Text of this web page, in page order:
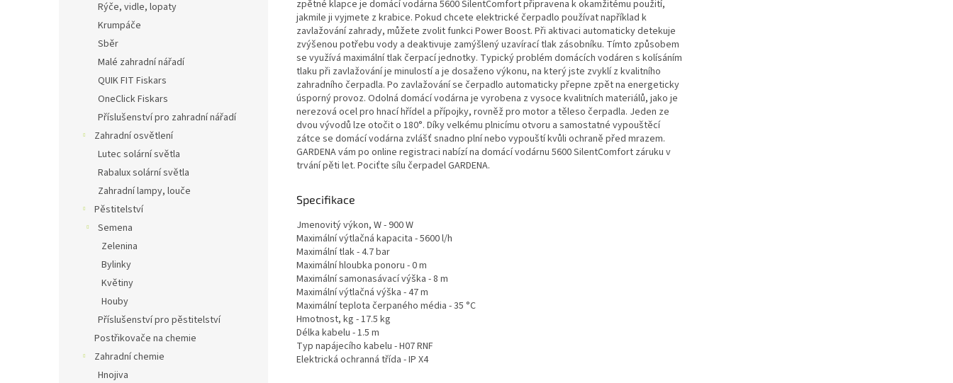
Rýče, vidle, lopaty
Krumpáče
Sběr
Malé zahradní nářadí
QUIK FIT Fiskars
OneClick Fiskars
Příslušenství pro zahradní nářadí
Zahradní osvětlení
Lutec solární světla
Rabalux solární světla
Zahradní lampy, louče
Pěstitelství
Semena
Zelenina
Bylinky
Květiny
Houby
Příslušenství pro pěstitelství
Postřikovače na chemie
Zahradní chemie
Hnojiva
zpětné klapce je domácí vodárna 5600 SilentComfort připravena k okamžitému použití,
jakmile ji vyjmete z krabice. Pokud chcete elektrické čerpadlo používat například k
zavlažování zahrady, můžete zvolit funkci Power Boost. Při aktivaci automaticky detekuje
zvýšenou potřebu vody a deaktivuje zamýšlený uzavírací tlak zásobníku. Tímto způsobem
se využívá maximální tlak čerpací jednotky. Typický problém domácích vodáren s kolísáním
tlaku při zavlažování je minulostí a je dosaženo výkonu, na který jste zvyklí z kvalitního
zahradního čerpadla. Po zavlažování se čerpadlo automaticky přepne zpět na energeticky
úsporný provoz. Odolná domácí vodárna je vyrobena z vysoce kvalitních materiálů, jako je
nerezová ocel pro hnací hřídel a přípojky, rovněž pro motor a těleso čerpadla. Jeden ze
dvou vývodů lze otočit o 180°. Díky velkému plnicímu otvoru a samostatné vypouštěcí
zátce se domácí vodárna zvlášť snadno plní nebo vypouští kvůli ochraně před mrazem.
GARDENA vám po online registraci nabízí na domácí vodárnu 5600 SilentComfort záruku v
trvání pěti let. Pociťte sílu čerpadel GARDENA.
Specifikace
Jmenovitý výkon, W - 900 W
Maximální výtlačná kapacita - 5600 l/h
Maximální tlak - 4.7 bar
Maximální hloubka ponoru - 0 m
Maximální samonasávací výška - 8 m
Maximální výtlačná výška - 47 m
Maximální teplota čerpaného média - 35 °C
Hmotnost, kg - 17.5 kg
Délka kabelu - 1.5 m
Typ napájecího kabelu - H07 RNF
Elektrická ochranná třída - IP X4